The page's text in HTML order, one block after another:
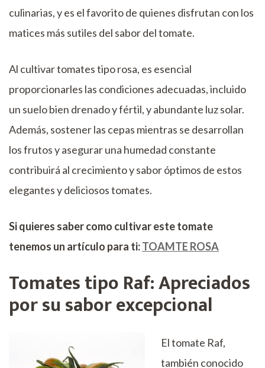
culinarias, y es el favorito de quienes disfrutan con los
matices más sutiles del sabor del tomate.
Al cultivar tomates tipo rosa, es esencial
proporcionarles las condiciones adecuadas, incluido
un suelo bien drenado y fértil, y abundante luz solar.
Además, sostener las cepas mientras se desarrollan
los frutos y asegurar una humedad constante
contribuirá al crecimiento y sabor óptimos de estos
elegantes y deliciosos tomates.
Si quieres saber como cultivar este tomate
tenemos un artículo para ti:TOAMTE ROSA
Tomates tipo Raf: Apreciados
por su sabor excepcional
El tomate Raf,
también conocido